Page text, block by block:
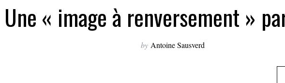
Une « image à renversement »
by Antoine Sausverd